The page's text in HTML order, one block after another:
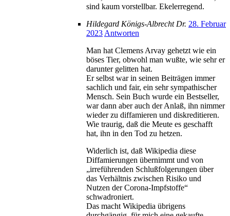
sind kaum vorstellbar. Ekelerregend.
Hildegard Königs-Albrecht Dr. 28. Februar
2023 Antworten
Man hat Clemens Arvay gehetzt wie ein
böses Tier, obwohl man wußte, wie sehr er
darunter gelitten hat.
Er selbst war in seinen Beiträgen immer
sachlich und fair, ein sehr sympathischer
Mensch. Sein Buch wurde ein Bestseller,
war dann aber auch der Anlaß, ihn nimmer
wieder zu diffamieren und diskreditieren.
Wie traurig, daß die Meute es geschafft
hat, ihn in den Tod zu hetzen.
Widerlich ist, daß Wikipedia diese
Diffamierungen übernimmt und von
„irreführenden Schlußfolgerungen über
das Verhältnis zwischen Risiko und
Nutzen der Corona-Impfstoffe“
schwadroniert.
Das macht Wikipedia übrigens